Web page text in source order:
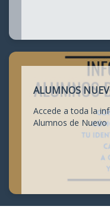
ALUMNOS
Accede a toda la
Alumnos de Nuevo